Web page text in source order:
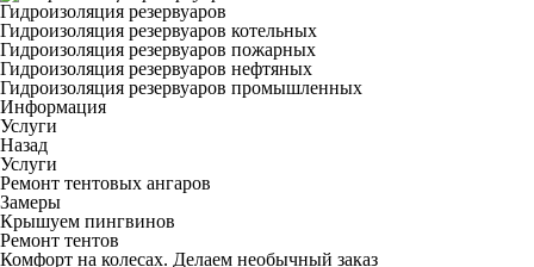
Гидроизоляция резервуаров
Гидроизоляция резервуаров котельных
Гидроизоляция резервуаров пожарных
Гидроизоляция резервуаров нефтяных
Гидроизоляция резервуаров промышленных
Информация
Услуги
Назад
Услуги
Ремонт тентовых ангаров
Замеры
Крышуем пингвинов
Ремонт тентов
Комфорт на колесах. Делаем необычный заказ